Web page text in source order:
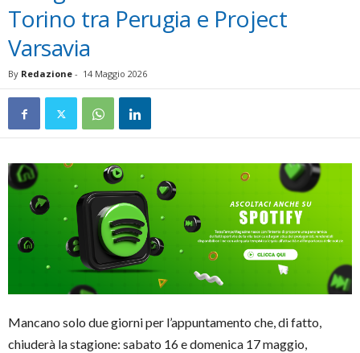
Torino tra Perugia e Project
Varsavia
By Redazione - 14 Maggio 2026
Mancano solo due giorni per l’appuntamento che, di fatto,
chiuderà la stagione: sabato 16 e domenica 17 maggio,